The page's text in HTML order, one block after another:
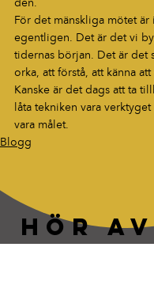
den.
För det mänskliga mötet är
egentligen. Det är det vi
tidernas början. Det är det
orka, att förstå, att känna
Kanske är det dags att ta
låta tekniken vara
vara målet.
Blogg
HÖR